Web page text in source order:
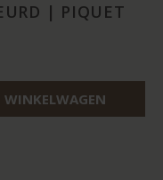
| PIQUET
WINKELWAGEN